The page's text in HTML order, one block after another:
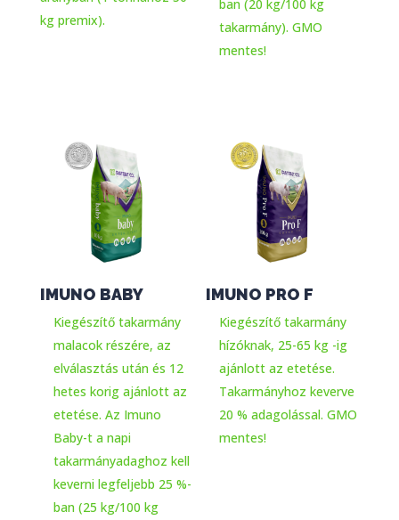
kg premix).
ban (20 kg/100 kg
takarmány). GMO
mentes!
IMUNO BABY
Kiegészítő takarmány
malacok részére, az
elválasztás után és 12
hetes korig ajánlott az
etetése. Az Imuno
Baby-t a napi
takarmányadaghoz kell
keverni legfeljebb 25 %-
ban (25 kg/100 kg
IMUNO PRO F
Kiegészítő takarmány
hízóknak, 25-65 kg -ig
ajánlott az etetése.
Takarmányhoz keverve
20 % adagolással. GMO
mentes!